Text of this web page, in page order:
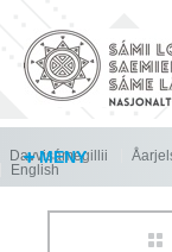
MENY
Davvisámegillii
English